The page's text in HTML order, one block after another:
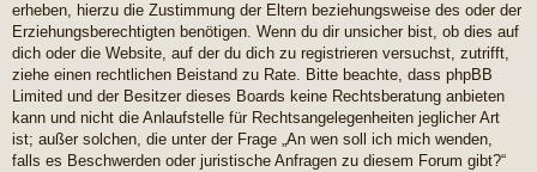
erheben, hierzu die Zustimmung der Eltern beziehungsweise des oder der
Erziehungsberechtigten benötigen. Wenn du dir unsicher bist, ob dies auf
dich oder die Website, auf der du dich zu registrieren versuchst, zutrifft,
ziehe einen rechtlichen Beistand zu Rate. Bitte beachte, dass phpBB
Limited und der Besitzer dieses Boards keine Rechtsberatung anbieten
kann und nicht die Anlaufstelle für Rechtsangelegenheiten jeglicher Art
ist; außer solchen, die unter der Frage „An wen soll ich mich wenden,
falls es Beschwerden oder juristische Anfragen zu diesem Forum gibt?“